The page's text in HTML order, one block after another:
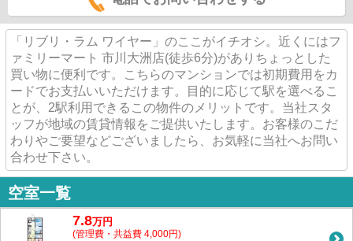
「リブリ・ラム ワイヤー」のここがイチオシ。近くにはフ
ァミリーマート 市川大洲店(徒歩6分)がありちょっとした
買い物に便利です。こちらのマンションでは初期費用をカ
ードでお支払いいただけます。目的に応じて駅を選べるこ
とが、2駅利用できるこの物件のメリットです。当社スタ
ッフが地域の賃貸情報をご提供いたします。お客様のこだ
わりやご要望などございましたら、お気軽に当社へお問い
合わせ下さい。
空室一覧
7.8万円
(管理費・共益費 4,000円)